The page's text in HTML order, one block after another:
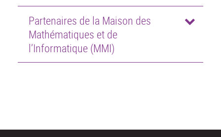
Partenaires de la Maison des
Mathématiques et de
l’Informatique (MMI)